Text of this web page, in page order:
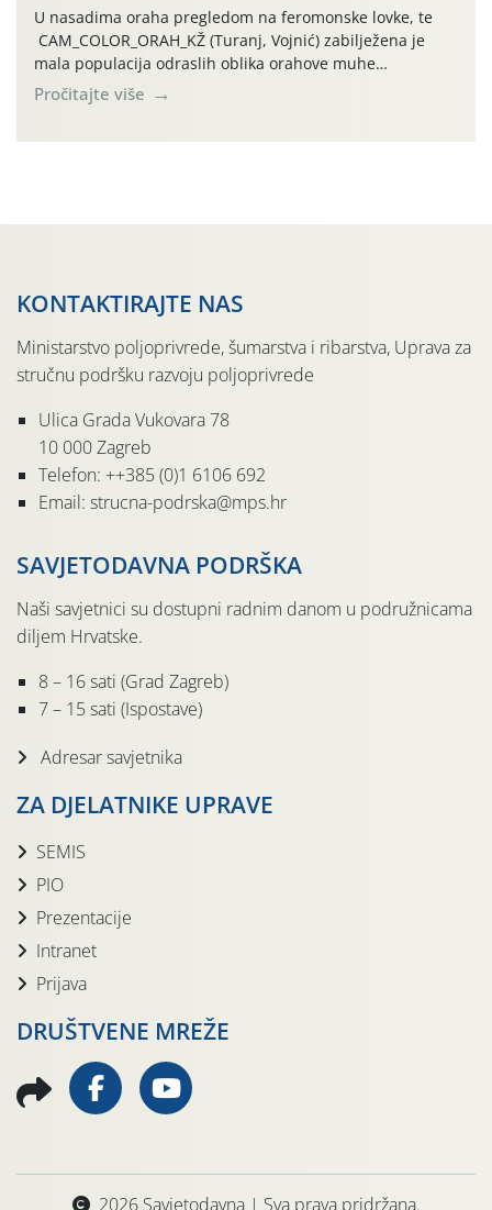
U nasadima oraha pregledom na feromonske lovke, te
CAM_COLOR_ORAH_KŽ (Turanj, Vojnić) zabilježena je
mala populacija odraslih oblika orahove muhe
(Rhagoletis completa). Niska brojnost može se objasniti
činjenicom da je riječ o mladim nasadima s vrlo malim
Pročitajte više
KONTAKTIRAJTE NAS
Ministarstvo poljoprivrede, šumarstva i ribarstva, Uprava za
stručnu podršku razvoju poljoprivrede
Ulica Grada Vukovara 78
10 000 Zagreb
Telefon: ++385 (0)1 6106 692
Email: strucna-podrska@mps.hr
SAVJETODAVNA PODRŠKA
Naši savjetnici su dostupni radnim danom u podružnicama
diljem Hrvatske.
8 – 16 sati (Grad Zagreb)
7 – 15 sati (Ispostave)
Adresar savjetnika
ZA DJELATNIKE UPRAVE
SEMIS
PIO
Prezentacije
Intranet
Prijava
DRUŠTVENE MREŽE
2026 Savjetodavna | Sva prava pridržana.